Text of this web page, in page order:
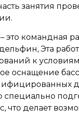
занятия
командная
Эта
к
оснащение
специально
что делает